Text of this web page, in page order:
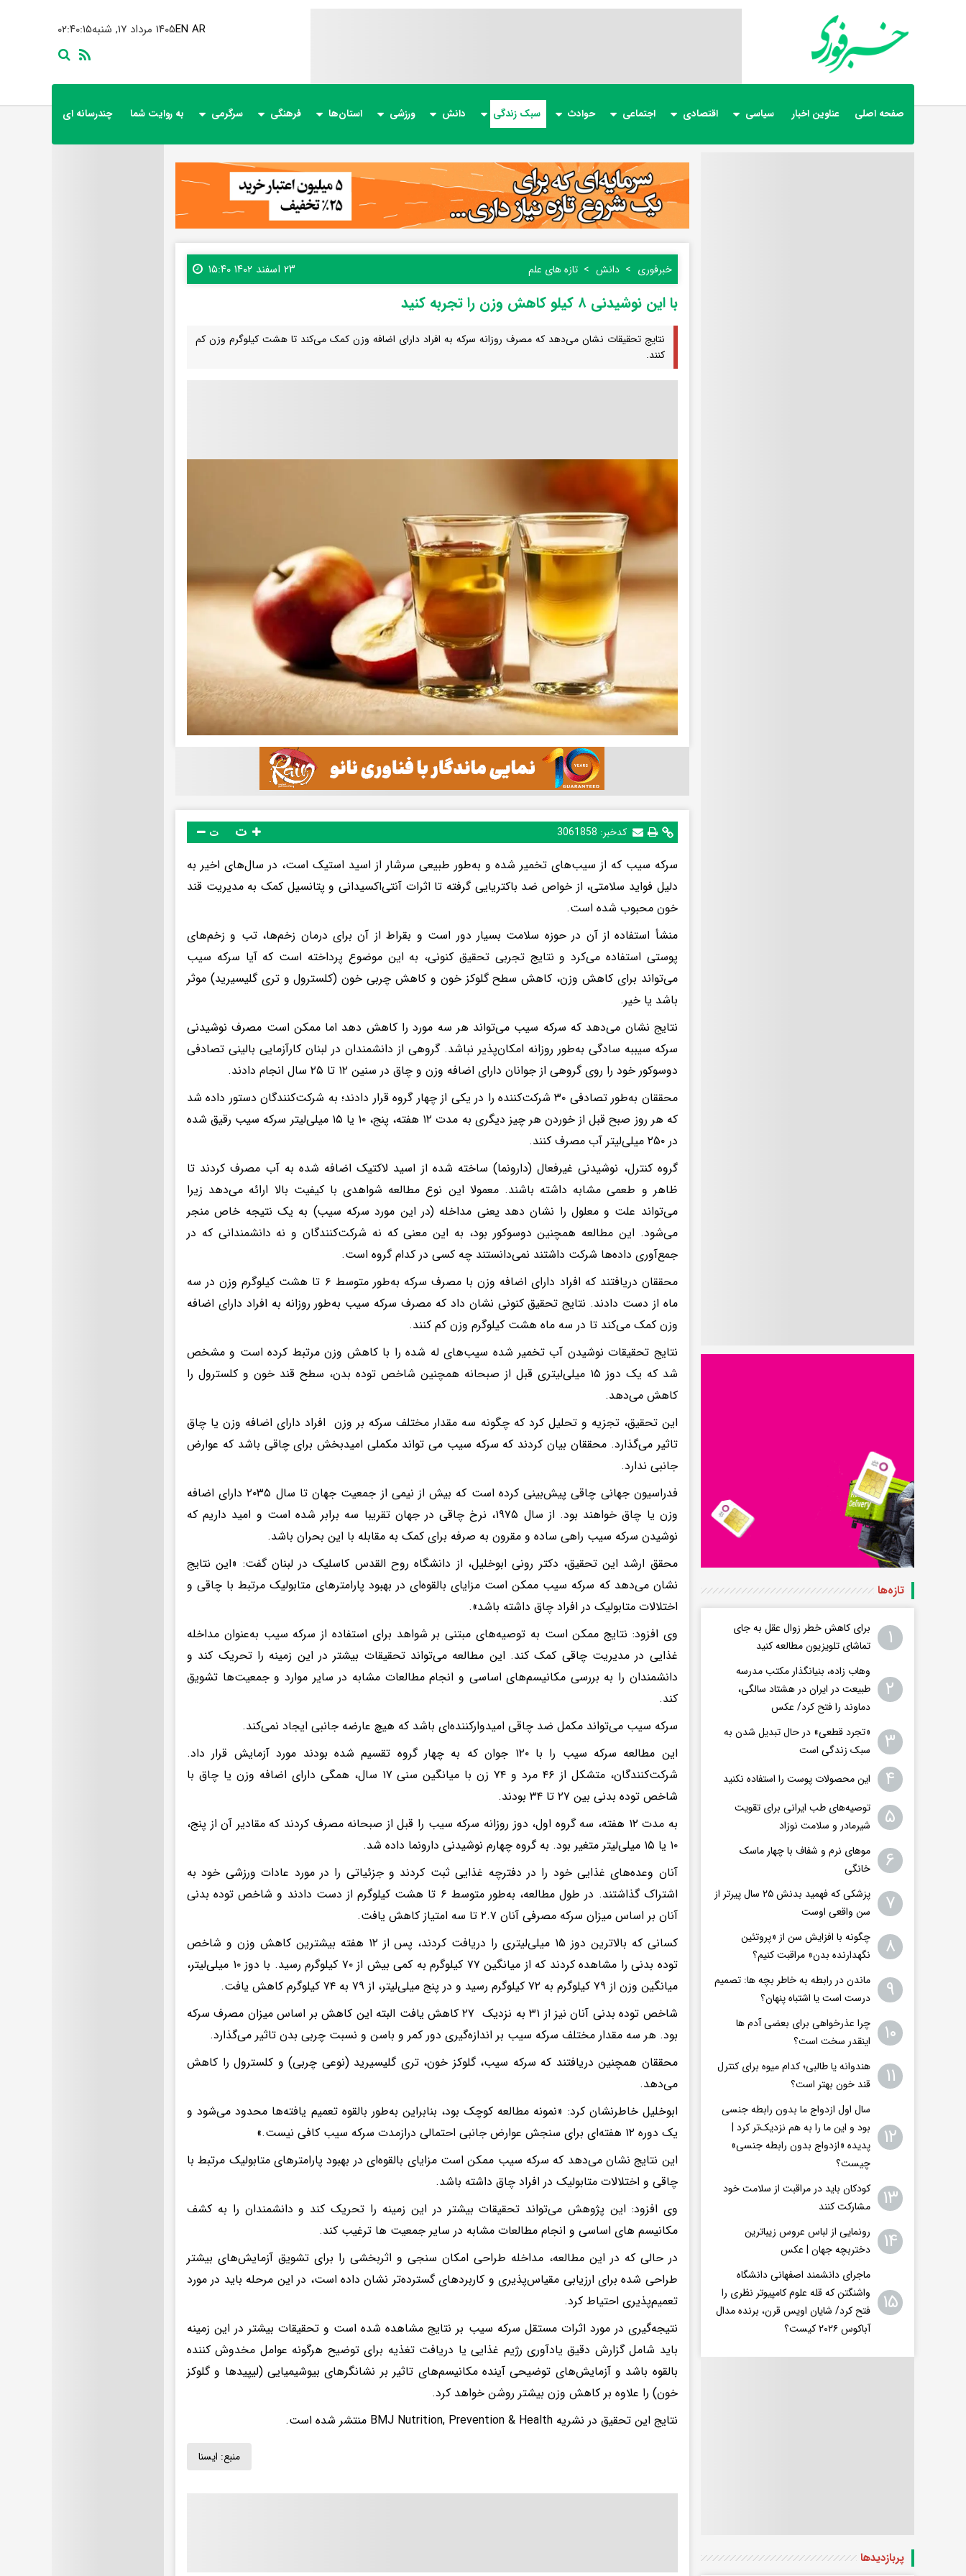
۰۲:۴۰:۱۷ ۱۴۰۵ مرداد ۱۷, شنبهEN AR
صفحه اصلی عناوین اخبار سیاسی اقتصادی اجتماعی حوادث سبک زندگی دانش ورزشی استان‌ها فرهنگی سرگرمی به روایت شما چندرسانه ای
خبرفوری دانش تازه های علم ۲۳ اسفند ۱۴۰۲ ۱۵:۴۰
با این نوشیدنی ۸ کیلو کاهش وزن را تجربه کنید
نتایج تحقیقات نشان می‌دهد که مصرف روزانه سرکه به افراد دارای اضافه وزن کمک می‌کند تا هشت کیلوگرم وزن کم
کنند.
کدخبر: 3061858 ت
سرکه سیب که از سیب‌های تخمیر شده و به‌طور طبیعی سرشار از اسید استیک است، در سال‌های اخیر به
دلیل فواید سلامتی، از خواص ضد باکتریایی گرفته تا اثرات آنتی‌اکسیدانی و پتانسیل کمک به مدیریت قند
خون محبوب شده است.
منشأ استفاده از آن در حوزه سلامت بسیار دور است و بقراط از آن برای درمان زخم‌ها، تب و زخم‌های
پوستی استفاده می‌کرد و نتایج تجربی تحقیق کنونی، به این موضوع پرداخته است که آیا سرکه سیب
می‌تواند برای کاهش وزن، کاهش سطح گلوکز خون و کاهش چربی خون (کلسترول و تری گلیسیرید) موثر
باشد یا خیر.
نتایج نشان می‌دهد که سرکه سیب می‌تواند هر سه مورد را کاهش دهد اما ممکن است مصرف نوشیدنی
سرکه سیببه سادگی به‌طور روزانه امکان‌پذیر نباشد. گروهی از دانشمندان در لبنان کارآزمایی بالینی تصادفی
دوسوکور خود را روی گروهی از جوانان دارای اضافه وزن و چاق در سنین ۱۲ تا ۲۵ سال انجام دادند.
محققان به‌طور تصادفی ۳۰ شرکت‌کننده را در یکی از چهار گروه قرار دادند؛ به شرکت‌کنندگان دستور داده شد
که هر روز صبح قبل از خوردن هر چیز دیگری به مدت ۱۲ هفته، پنج، ۱۰ یا ۱۵ میلی‌لیتر سرکه سیب رقیق شده
در ۲۵۰ میلی‌لیتر آب مصرف کنند.
گروه کنترل، نوشیدنی غیرفعال (دارونما) ساخته شده از اسید لاکتیک اضافه شده به آب مصرف کردند تا
ظاهر و طعمی مشابه داشته باشند. معمولا این نوع مطالعه شواهدی با کیفیت بالا ارائه می‌دهد زیرا
می‌تواند علت و معلول را نشان دهد یعنی مداخله (در این مورد سرکه سیب) به یک نتیجه خاص منجر
می‌شود. این مطالعه همچنین دوسوکور بود، به این معنی که نه شرکت‌کنندگان و نه دانشمندانی که در
جمع‌آوری داده‌ها شرکت داشتند نمی‌دانستند چه کسی در کدام گروه است.
محققان دریافتند که افراد دارای اضافه وزن با مصرف سرکه به‌طور متوسط ۶ تا هشت کیلوگرم وزن در سه
ماه از دست دادند. نتایج تحقیق کنونی نشان داد که مصرف سرکه سیب به‌طور روزانه به افراد دارای اضافه
وزن کمک می‌کند تا در سه ماه هشت کیلوگرم وزن کم کنند.
نتایج تحقیقات نوشیدن آب تخمیر شده سیب‌های له شده را با کاهش وزن مرتبط کرده است و مشخص
شد که یک دوز ۱۵ میلی‌لیتری قبل از صبحانه همچنین شاخص توده بدن، سطح قند خون و کلسترول را
کاهش می‌دهد.
این تحقیق، تجزیه و تحلیل کرد که چگونه سه مقدار مختلف سرکه بر وزن افراد دارای اضافه وزن یا چاق
تاثیر می‌گذارد. محققان بیان کردند که سرکه سیب می تواند مکملی امیدبخش برای چاقی باشد که عوارض
جانبی ندارد.
فدراسیون جهانی چاقی پیش‌بینی کرده است که بیش از نیمی از جمعیت جهان تا سال ۲۰۳۵ دارای اضافه
وزن یا چاق خواهند بود. از سال ۱۹۷۵، نرخ چاقی در جهان تقریبا سه برابر شده است و امید داریم که
نوشیدن سرکه سیب راهی ساده و مقرون به صرفه برای کمک به مقابله با این بحران باشد.
محقق ارشد این تحقیق، دکتر رونی ابوخلیل، از دانشگاه روح القدس کاسلیک در لبنان گفت: «این نتایج
نشان می‌دهد که سرکه سیب ممکن است مزایای بالقوه‌ای در بهبود پارامترهای متابولیک مرتبط با چاقی و
اختلالات متابولیک در افراد چاق داشته باشد».
وی افزود: نتایج ممکن است به توصیه‌های مبتنی بر شواهد برای استفاده از سرکه سیب به‌عنوان مداخله
غذایی در مدیریت چاقی کمک کند. این مطالعه می‌تواند تحقیقات بیشتر در این زمینه را تحریک کند و
دانشمندان را به بررسی مکانیسم‌های اساسی و انجام مطالعات مشابه در سایر موارد و جمعیت‌ها تشویق
کند.
سرکه سیب می‌تواند مکمل ضد چاقی امیدوارکننده‌ای باشد که هیچ عارضه جانبی ایجاد نمی‌کند.
این مطالعه سرکه سیب را با ۱۲۰ جوان که به چهار گروه تقسیم شده بودند مورد آزمایش قرار داد.
شرکت‌کنندگان، متشکل از ۴۶ مرد و ۷۴ زن با میانگین سنی ۱۷ سال، همگی دارای اضافه وزن یا چاق با
شاخص توده بدنی بین ۲۷ تا ۳۴ بودند.
به مدت ۱۲ هفته، سه گروه اول، دوز روزانه سرکه سیب را قبل از صبحانه مصرف کردند که مقادیر آن از پنج،
۱۰ یا ۱۵ میلی‌لیتر متغیر بود. به گروه چهارم نوشیدنی دارونما داده شد.
آنان وعده‌های غذایی خود را در دفترچه غذایی ثبت کردند و جزئیاتی را در مورد عادات ورزشی خود به
اشتراک گذاشتند. در طول مطالعه، به‌طور متوسط ۶ تا هشت کیلوگرم از دست دادند و شاخص توده بدنی
آنان بر اساس میزان سرکه مصرفی آنان ۲.۷ تا سه امتیاز کاهش یافت.
کسانی که بالاترین دوز ۱۵ میلی‌لیتری را دریافت کردند، پس از ۱۲ هفته بیشترین کاهش وزن و شاخص
توده بدنی را مشاهده کردند که از میانگین ۷۷ کیلوگرم به کمی بیش از ۷۰ کیلوگرم رسید. با دوز ۱۰ میلی‌لیتر،
میانگین وزن از ۷۹ کیلوگرم به ۷۲ کیلوگرم رسید و در پنج میلی‌لیتر، از ۷۹ به ۷۴ کیلوگرم کاهش یافت.
شاخص توده بدنی آنان نیز از ۳۱ به نزدیک ۲۷ کاهش یافت البته این کاهش بر اساس میزان مصرف سرکه
بود. هر سه مقدار مختلف سرکه سیب بر اندازه‌گیری دور کمر و باسن و نسبت چربی بدن تاثیر می‌گذارد.
محققان همچنین دریافتند که سرکه سیب، گلوکز خون، تری گلیسیرید (نوعی چربی) و کلسترول را کاهش
می‌دهد.
ابوخلیل خاطرنشان کرد: «نمونه مطالعه کوچک بود، بنابراین به‌طور بالقوه تعمیم یافته‌ها محدود می‌شود و
یک دوره ۱۲ هفته‌ای برای سنجش عوارض جانبی احتمالی درازمدت سرکه سیب کافی نیست.»
این نتایج نشان می‌دهد که سرکه سیب ممکن است مزایای بالقوه‌ای در بهبود پارامترهای متابولیک مرتبط با
چاقی و اختلالات متابولیک در افراد چاق داشته باشد.
وی افزود: این پژوهش می‌تواند تحقیقات بیشتر در این زمینه را تحریک کند و دانشمندان را به کشف
مکانیسم های اساسی و انجام مطالعات مشابه در سایر جمعیت ها ترغیب کند.
در حالی که در این مطالعه، مداخله طراحی امکان سنجی و اثربخشی را برای تشویق آزمایش‌های بیشتر
طراحی شده برای ارزیابی مقیاس‌پذیری و کاربردهای گسترده‌تر نشان داده است، در این مرحله باید در مورد
تعمیم‌پذیری احتیاط کرد.
نتیجه‌گیری در مورد اثرات مستقل سرکه سیب بر نتایج مشاهده شده است و تحقیقات بیشتر در این زمینه
باید شامل گزارش دقیق یادآوری رژیم غذایی یا دریافت تغذیه برای توضیح هرگونه عوامل مخدوش کننده
بالقوه باشد و آزمایش‌های توضیحی آینده مکانیسم‌های تاثیر بر نشانگرهای بیوشیمیایی (لیپیدها و گلوکز
خون) را علاوه بر کاهش وزن بیشتر روشن خواهد کرد.
نتایج این تحقیق در نشریه BMJ Nutrition, Prevention & Health منتشر شده است.
منبع: ايسنا
تازه‌ها
۱
برای کاهش خطر زوال عقل به جای
تماشای تلویزیون مطالعه کنید
۲
وهاب زاده، بنیانگذار مکتب مدرسه
طبیعت در ایران در هشتاد سالگی،
دماوند را فتح کرد/ عکس
۳
«تجرد قطعی» در حال تبدیل شدن به
سبک زندگی است
۴ این محصولات پوست را استفاده نکنید
۵
توصیه‌های طب ایرانی برای تقویت
شیرمادر و سلامت نوزاد
۶
موهای نرم و شفاف با چهار ماسک
خانگی
۷
پزشکی که فهمید بدنش ۲۵ سال پیرتر از
سن واقعی اوست
۸
چگونه با افزایش سن از «پروتئین
نگهدارنده بدن» مراقبت کنیم؟
۹
ماندن در رابطه به خاطر بچه ها: تصمیم
درست است یا اشتباه پنهان؟
۱۰
چرا عذرخواهی برای بعضی آدم ها
اینقدر سخت است؟
۱۱
هندوانه یا طالبی؛ کدام‌ میوه برای کنترل
قند خون بهتر است؟
۱۲
سال اول ازدواج ما بدون رابطه جنسی
بود و این ما را به هم نزدیک‌تر کرد |
پدیده «ازدواج بدون رابطه جنسی»
چیست؟
۱۳
کودکان باید در مراقبت از سلامت خود
مشارکت کنند
۱۴
رونمایی از لباس عروس زیباترین
دختربچه جهان | عکس
۱۵
ماجرای دانشمند اصفهانی دانشگاه
واشنگتن که قله علوم کامپیوتر نظری را
فتح کرد/ شایان اویس‌ قرن، برنده مدال
آباکوس ۲۰۲۶ کیست؟
پربازدید‌ها